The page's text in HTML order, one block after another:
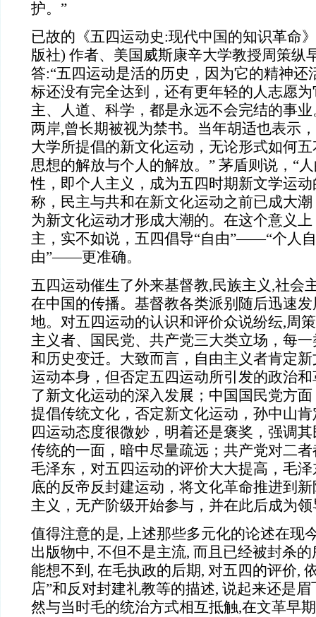
护。”
已故的《五四运动史:现代中国的知识革命
版社) 作者、美国威斯康辛大学教授周策纵
答:“五四运动是活的历史，因为它的精神还
标还没有完全达到，还有更年轻的人志愿
主、人道、科学，都是永远不会完结的事
两岸,曾长期被视为禁书。当年胡适也表示
大学所提倡的新文化运动，无论形式如何
思想的解放与个人的解放。” 茅盾则说，“
性，即个人主义，成为五四时期新文学运
称，民主与共和在新文化运动之前已成大
为新文化运动才形成大潮的。在这个意义
主，实不如说，五四倡导“自由”——“个人
由”——更准确。
五四运动催生了外来基督教,民族主义,社会
在中国的传播。基督教各类派别随后迅速
地。对五四运动的认识和评价众说纷纭,周
主义者、国民党、共产党三大类立场，每
和历史变迁。大致而言，自由主义者肯定
运动本身，但否定五四运动所引发的政治
了新文化运动的深入发展；中国国民党方
提倡传统文化，否定新文化运动，孙中山
四运动态度很微妙，明着还是褒奖，强调
传统的一面，暗中尽量疏远；共产党对二
毛泽东，对五四运动的评价大大提高，毛
底的反帝反封建运动，将文化革命推进到
主义，无产阶级开始参与，并在此后成为领
值得注意的是, 上述那些多元化的论述在现
出版物中, 不但不是主流, 而且已经被封杀
能想不到, 在毛执政的后期, 对五四的评价,
店”和反对封建礼教等的描述, 说起来还是
然与当时毛的统治方式相互抵触,在文革早